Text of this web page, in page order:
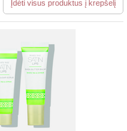
Įdėti visus produktus į krepšelį